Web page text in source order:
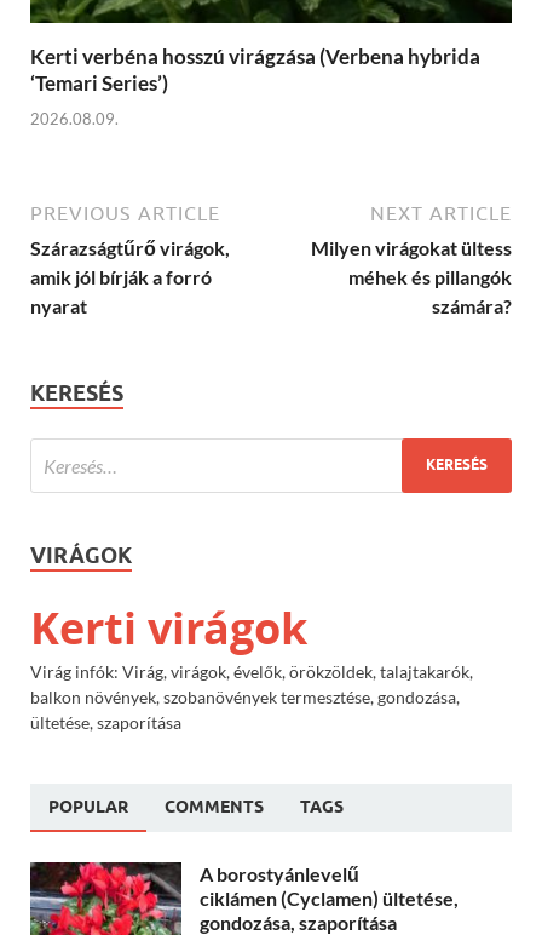
Kerti verbéna hosszú virágzása (Verbena hybrida
‘Temari Series’)
2026.08.09.
PREVIOUS ARTICLE
Szárazságtűrő virágok,
amik jól bírják a forró
nyarat
NEXT ARTICLE
Milyen virágokat ültess
méhek és pillangók
számára?
KERESÉS
VIRÁGOK
Kerti virágok
Virág infók: Virág, virágok, évelők, örökzöldek, talajtakarók,
balkon növények, szobanövények termesztése, gondozása,
ültetése, szaporítása
POPULAR COMMENTS TAGS
A borostyánlevelű
ciklámen (Cyclamen) ültetése,
gondozása, szaporítása